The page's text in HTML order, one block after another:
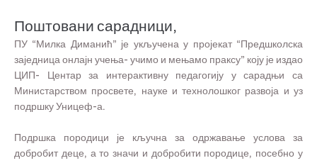
Поштовани сарадници,
ПУ “Милка Диманић” је укључена у пројекат “Предшколска
заједница онлајн учења- учимо и мењамо праксу” коју је издао
ЦИП- Центар за интерактивну педагогију у сарадњи са
Министарством просвете, науке и технолошког развоја и уз
подршку Уницеф-а.
Подршка породици је кључна за одржавање услова за
добробит деце, а то значи и добробити породице, посебно у